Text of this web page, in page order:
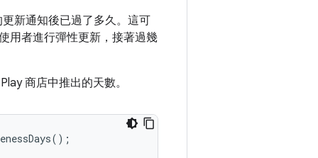
新通知後已過了多久。這可
用者進行彈性更新，接著過幾
商店中推出的天數。
();